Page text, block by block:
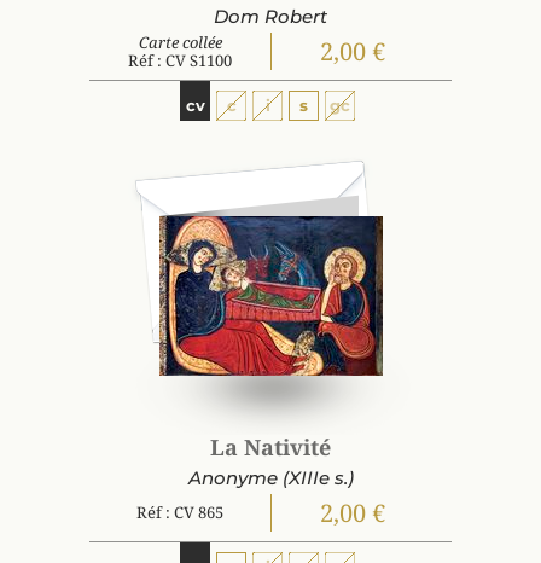
Dom Robert
Carte collée
Réf : CV S1100
2,00 €
cv c i s gc
La Nativité
Anonyme (XIIIe s.)
Réf : CV 865 2,00 €